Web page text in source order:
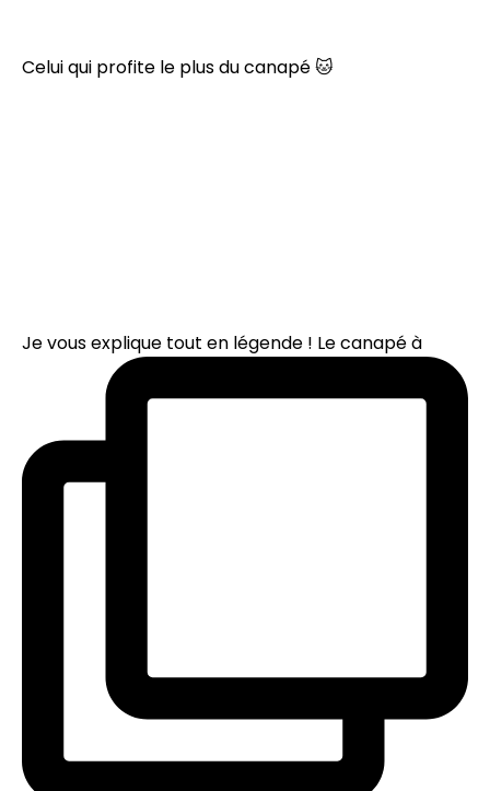
Celui qui profite le plus du canapé 🐱
Je vous explique tout en légende ! Le canapé à